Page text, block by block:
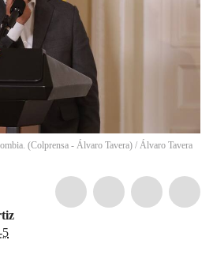
(Colprensa - Álvaro Tavera) / Álvaro Tavera